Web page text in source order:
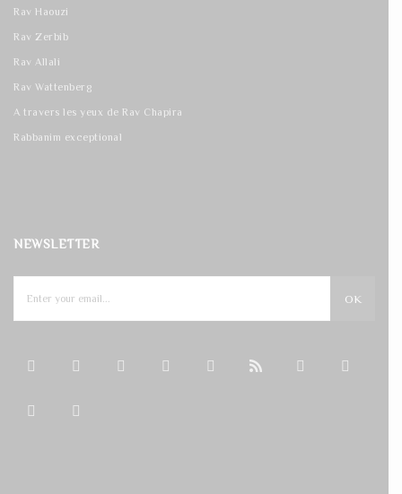
Rav Haouzi
Rav Zerbib
Rav Allali
Rav Wattenberg
A travers les yeux de Rav Chapira
Rabbanim exceptional
NEWSLETTER
OK